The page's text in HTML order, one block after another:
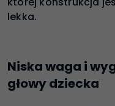
lekka.
Niska waga i
głowy dziecka